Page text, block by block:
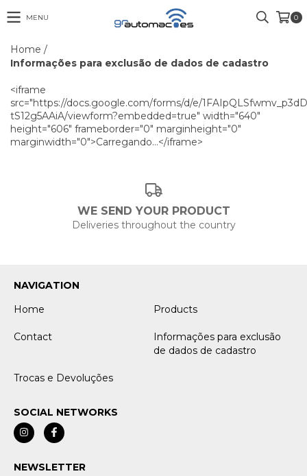
MENU 0
Home /
Informações para exclusão de dados de cadastro
<iframe
src="https://docs.google.com/forms/d/e/
tS12g5AAiA/viewform?embedded=true" width="640"
height="606" frameborder="0" marginheight="0"
marginwidth="0">Carregando…</iframe>
WE SEND YOUR PRODUCT
Deliveries throughout the country
NAVIGATION
Home
Products
Contact
Informações para exclusão
de dados de cadastro
Trocas e Devoluções
SOCIAL NETWORKS
NEWSLETTER